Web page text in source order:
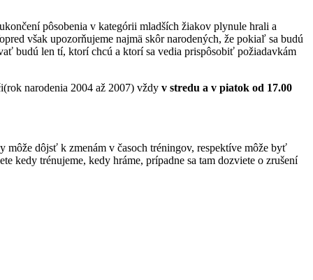
pôsobenia v kategórii mladších žiakov plynule hrali a
však upozorňujeme najmä skôr narodených, že pokiaľ sa budú
budú len tí, ktorí chcú a ktorí sa vedia prispôsobiť požiadavkám
narodenia 2004 až 2007) vždy v stredu a v piatok od 17.00
dôjsť k zmenám v časoch tréningov, respektíve môže byť
kedy trénujeme, kedy hráme, prípadne sa tam dozviete o zrušení